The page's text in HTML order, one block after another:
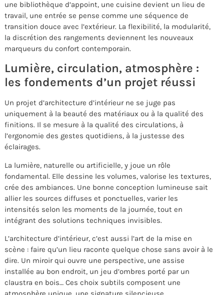
une bibliothèque d’appoint, une cuisine devient un lieu de
travail, une entrée se pense comme une séquence de
transition douce avec l’extérieur. La flexibilité, la modularité,
la discrétion des rangements deviennent les nouveaux
marqueurs du confort contemporain.
Lumière, circulation, atmosphère :
les fondements d’un projet réussi
Un projet d’architecture d’intérieur ne se juge pas
uniquement à la beauté des matériaux ou à la qualité des
finitions. Il se mesure à la qualité des circulations, à
l’ergonomie des gestes quotidiens, à la justesse des
éclairages.
La lumière, naturelle ou artificielle, y joue un rôle
fondamental. Elle dessine les volumes, valorise les textures,
crée des ambiances. Une bonne conception lumineuse sait
allier les sources diffuses et ponctuelles, varier les
intensités selon les moments de la journée, tout en
intégrant des solutions techniques invisibles.
L’architecture d’intérieur, c’est aussi l’art de la mise en
scène : faire qu’un lieu raconte quelque chose sans avoir à le
dire. Un miroir qui ouvre une perspective, une assise
installée au bon endroit, un jeu d’ombres porté par un
claustra en bois… Ces choix subtils composent une